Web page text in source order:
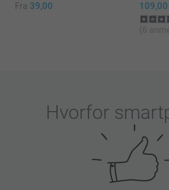
Fra 39,00
109,00
(6
Hvorfor